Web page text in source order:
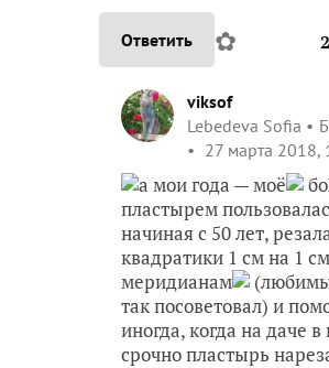
Ответить ✿ 2
viksof
Lebedeva Sofia
27 марта 2018,
а мои года — моё
пластырем
начиная с 50 лет,
квадратики 1 см на 1
меридианам
так посоветовал) и
иногда, когда на даче
срочно пластырь